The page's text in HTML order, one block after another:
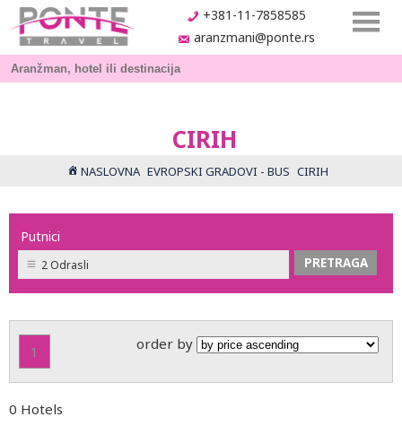
+381-11-7858585
aranzmani@ponte.rs
CIRIH
NASLOVNA EVROPSKI GRADOVI - BUS CIRIH
Putnici
2 Odrasli
1 order by
0 Hotels